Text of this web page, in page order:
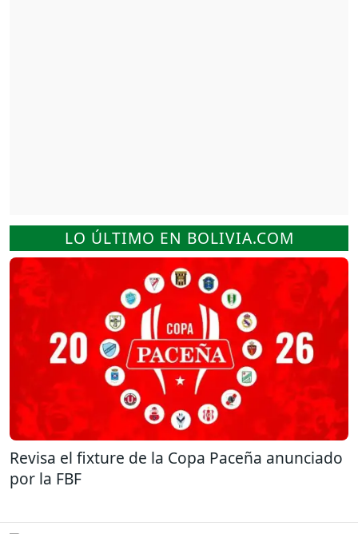
LO ÚLTIMO EN BOLIVIA.COM
Revisa el fixture de la Copa Paceña anunciado
por la FBF